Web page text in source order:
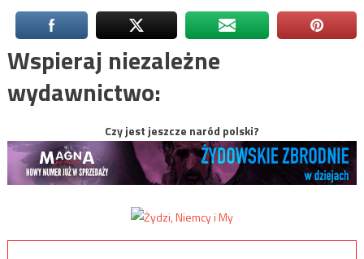
Wspieraj niezależne
wydawnictwo:
Czy jest jeszcze naród polski?